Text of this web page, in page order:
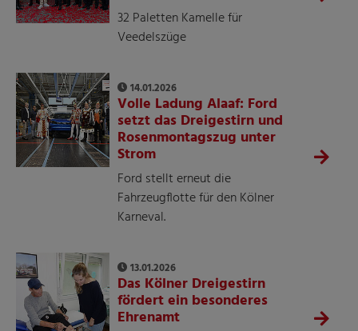
32 Paletten Kamelle für
Veedelszüge
14.01.2026
Volle Ladung Alaaf: Ford
setzt das Dreigestirn und
Rosenmontagszug unter
Strom
Ford stellt erneut die
Fahrzeugflotte für den Kölner
Karneval.
13.01.2026
Das Kölner Dreigestirn
fördert ein besonderes
Ehrenamt